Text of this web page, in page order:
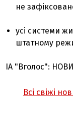
не
усі системи
штатному
ІА "Вголос":
Всі свіжі